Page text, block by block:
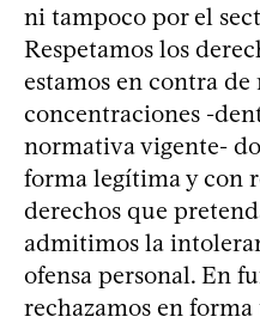
ni tampoco por el
Respetamos los
estamos en contra
concentraciones -
normativa vigente-
forma legítima y con
derechos que
admitimos la
ofensa personal. En
rechazamos en